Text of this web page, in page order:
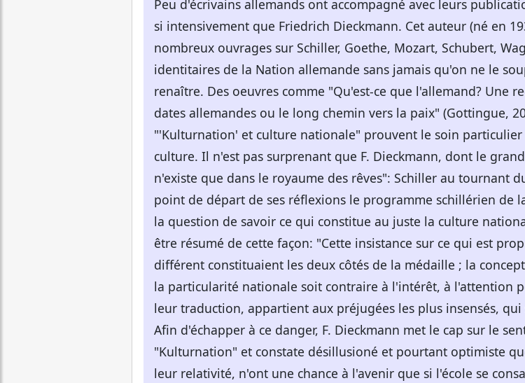
Peu d'écrivains allemands ont accompagné avec leurs
si intensivement que Friedrich Dieckmann. Cet auteur (né en
nombreux ouvrages sur Schiller, Goethe, Mozart, Schubert,
identitaires de la Nation allemande sans jamais qu'on ne le
renaître. Des oeuvres comme "Qu'est-ce que l'allemand? Une
dates allemandes ou le long chemin vers la paix" (Gottingue,
"'Kulturnation' et culture nationale" prouvent le soin
culture. Il n'est pas surprenant que F. Dieckmann, dont le
n'existe que dans le royaume des rêves": Schiller au tournant
point de départ de ses réflexions le programme schillérien de
la question de savoir ce qui constitue au juste la culture
être résumé de cette façon: "Cette insistance sur ce qui est
différent constituaient les deux côtés de la médaille ; la
la particularité nationale soit contraire à l'intérêt, à l'attention
leur traduction, appartient aux préjugées les plus insensés,
Afin d'échapper à ce danger, F. Dieckmann met le cap sur le
"Kulturnation" et constate désillusioné et pourtant optimiste
leur relativité, n'ont une chance à l'avenir que si l'école se